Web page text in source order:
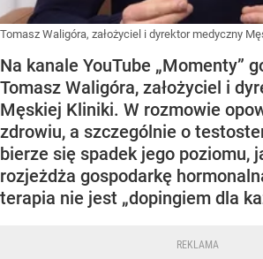
Tomasz Waligóra, założyciel i dyrektor medyczny
Na kanale YouTube „Momenty”
Tomasz Waligóra, założyciel i
Męskiej Kliniki. W rozmowie
zdrowiu, a szczególnie o
bierze się spadek jego poziomu,
rozjeżdża gospodarkę
terapia nie jest „dopingiem dla